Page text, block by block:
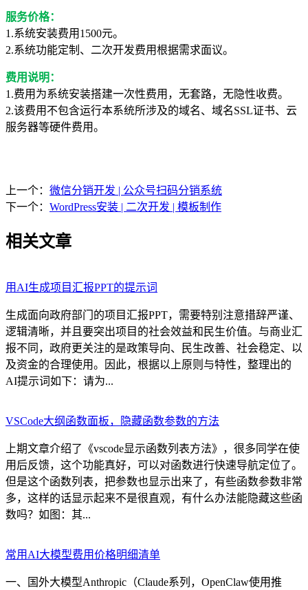
服务价格：
1.系统安装费用1500元。
2.系统功能定制、二次开发费用根据需求面议。
费用说明：
1.费用为系统安装搭建一次性费用，无套路，无隐性收费。
2.该费用不包含运行本系统所涉及的域名、域名SSL证书、云
服务器等硬件费用。
上一个： 微信分销开发 | 公众号扫码分销系统
下一个： WordPress安装 | 二次开发 | 模板制作
相关文章
用AI生成项目汇报PPT的提示词
生成面向政府部门的项目汇报PPT，需要特别注意措辞严谨、
逻辑清晰，并且要突出项目的社会效益和民生价值。与商业汇
报不同，政府更关注的是政策导向、民生改善、社会稳定、以
及资金的合理使用。因此，根据以上原则与特性，整理出的
AI提示词如下：请为...
VSCode大纲函数面板，隐藏函数参数的方法
上期文章介绍了《vscode显示函数列表方法》，很多同学在使
用后反馈，这个功能真好，可以对函数进行快速导航定位了。
但是这个函数列表，把参数也显示出来了，有些函数参数非常
多，这样的话显示起来不是很直观，有什么办法能隐藏这些函
数吗？如图：其...
常用AI大模型费用价格明细清单
一、国外大模型Anthropic（Claude系列，OpenClaw使用推